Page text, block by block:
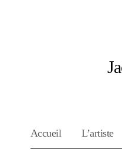
Accueil L’artiste